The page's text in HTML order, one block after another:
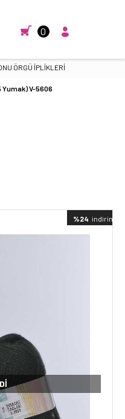
0
ÖRGÜ İPLİKLERİ
Yumak) V-5606
%24 indirimli